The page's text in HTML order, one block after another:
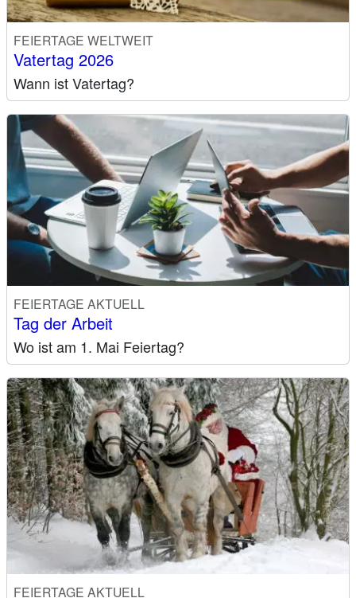
FEIERTAGE WELTWEIT
Vatertag 2026
Wann ist Vatertag?
FEIERTAGE AKTUELL
Tag der Arbeit
Wo ist am 1. Mai Feiertag?
FEIERTAGE AKTUELL